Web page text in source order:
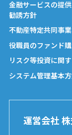
金融サービスの提
勧誘方針
不動産特定共同事
役職員のファンド
リスク等投資に関
システム管理基本
運営会社